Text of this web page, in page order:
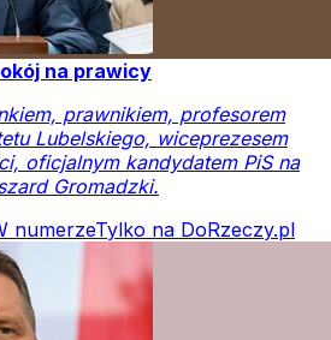
na prawicy
prawnikiem, profesorem
Lubelskiego, wiceprezesem
oficjalnym kandydatem PiS na
Gromadzki.
numerzeTylko na DoRzeczy.pl